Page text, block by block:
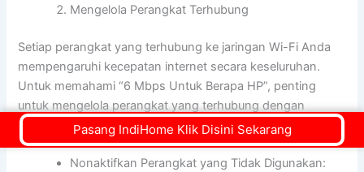
Mengelola Perangkat Terhubung
Setiap perangkat yang terhubung ke jaringan Wi-Fi Anda
mempengaruhi kecepatan internet secara keseluruhan.
Untuk memahami “6 Mbps Untuk Berapa HP”, penting
untuk mengelola perangkat yang terhubung dengan
bijaksana:
Nonaktifkan Perangkat yang Tidak Digunakan:
Pasang IndiHome Klik Disini Sekarang